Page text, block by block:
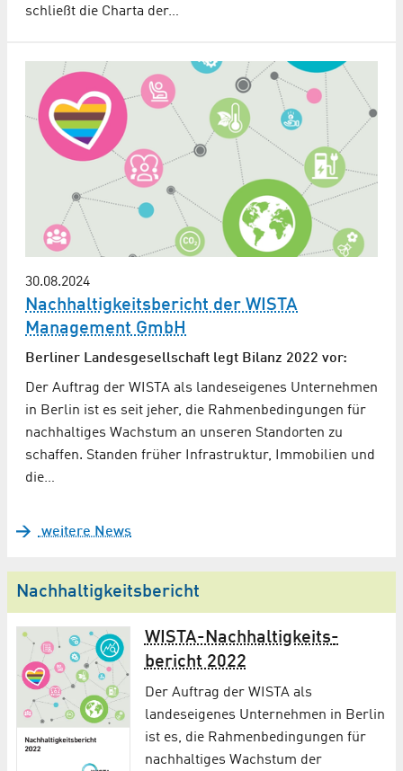
schließt die Charta der…
30.08.2024
Nachhaltigkeitsbericht der WISTA
Management GmbH
Berliner Landesgesellschaft legt Bilanz 2022 vor:
Der Auftrag der WISTA als landeseigenes Unternehmen
in Berlin ist es seit jeher, die Rahmenbedingungen für
nachhaltiges Wachstum an unseren Standorten zu
schaffen. Standen früher Infrastruktur, Immobilien und
die…
weitere News
Nachhaltigkeitsbericht
WISTA-Nach­haltig­keits­
bericht 2022
Der Auftrag der WISTA als
landeseigenes Unternehmen in Berlin
ist es, die Rahmenbedingungen für
nachhaltiges Wachstum der